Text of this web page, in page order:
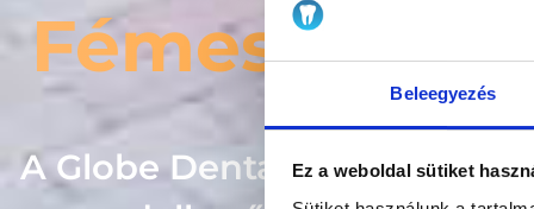
Beleegyezés
Ez a weboldal sütiket
Fémes
A Globe Dental